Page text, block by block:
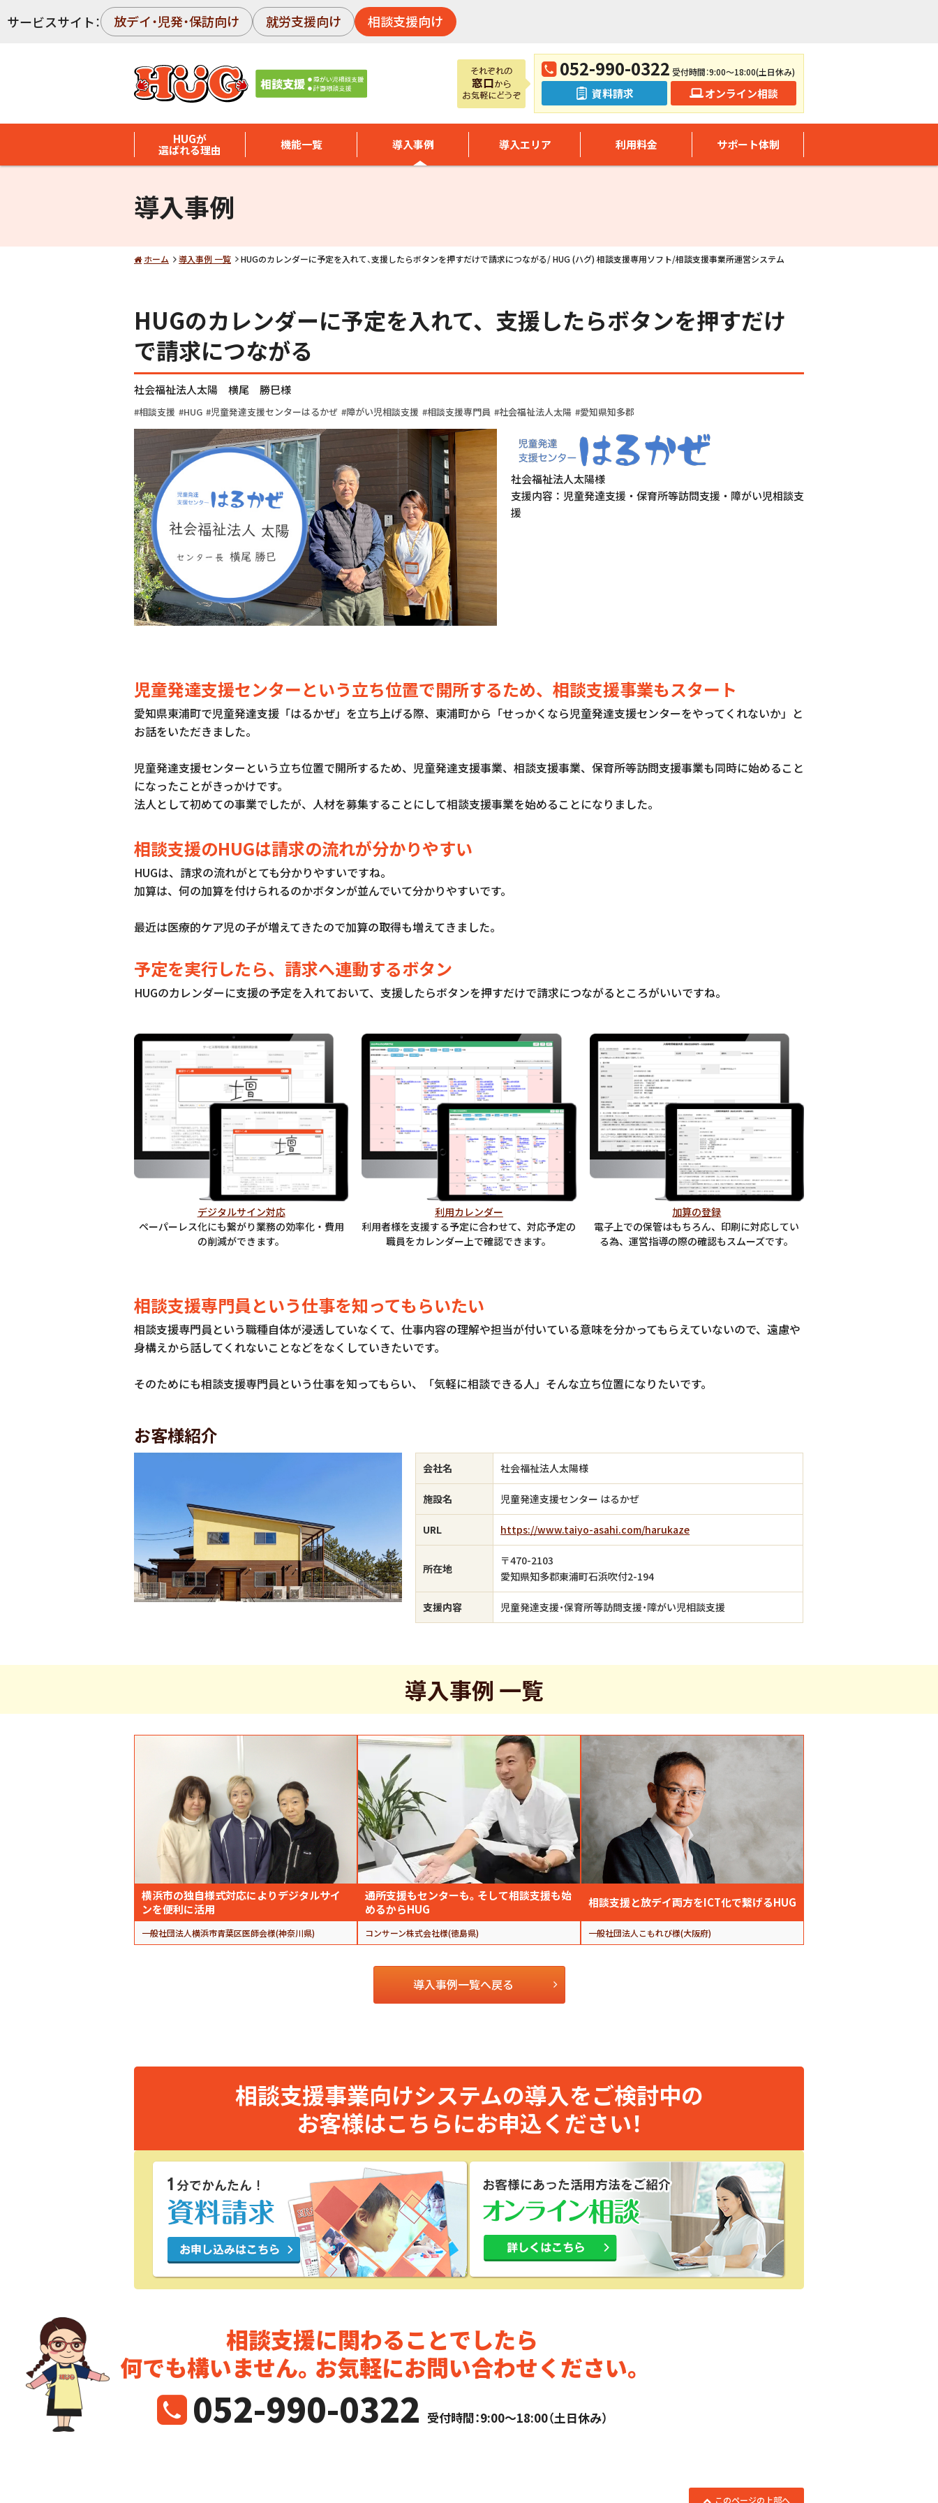
サービスサイト： 放デイ・児発・保訪向け 就労支援向け 相談支援向け
052-990-0322 受付時間：9:00～18:00(土日休み)
資料請求 オンライン相談
HUGが
選ばれる理由 機能一覧 導入事例 導入エリア 利用料金 サポート体制
導入事例
ホーム 導入事例 一覧 HUGのカレンダーに予定を入れて、支援したらボタンを押すだけで請求につながる/ HUG (ハグ) 相談支援専用ソフト/相談支援事業所運営システム
HUGのカレンダーに予定を入れて、支援したらボタンを押すだけ
で請求につながる
社会福祉法人太陽 横尾 勝巳様
相談支援 HUG 児童発達支援センターはるかぜ 障がい児相談支援 相談支援専門員 社会福祉法人太陽 愛知県知多郡
社会福祉法人太陽様
支援内容：児童発達支援・保育所等訪問支援・障がい児相談支
援
児童発達支援センターという立ち位置で開所するため、相談支援事業もスタート
愛知県東浦町で児童発達支援「はるかぜ」を立ち上げる際、東浦町から「せっかくなら児童発達支援センターをやってくれないか」と
お話をいただきました。
児童発達支援センターという立ち位置で開所するため、児童発達支援事業、相談支援事業、保育所等訪問支援事業も同時に始めること
になったことがきっかけです。
法人として初めての事業でしたが、人材を募集することにして相談支援事業を始めることになりました。
相談支援のHUGは請求の流れが分かりやすい
HUGは、請求の流れがとても分かりやすいですね。
加算は、何の加算を付けられるのかボタンが並んでいて分かりやすいです。
最近は医療的ケア児の子が増えてきたので加算の取得も増えてきました。
予定を実行したら、請求へ連動するボタン
HUGのカレンダーに支援の予定を入れておいて、支援したらボタンを押すだけで請求につながるところがいいですね。
デジタルサイン対応
ペーパーレス化にも繋がり業務の効率化・費用
の削減ができます。
利用カレンダー
利用者様を支援する予定に合わせて、対応予定の
職員をカレンダー上で確認できます。
加算の登録
電子上での保管はもちろん、印刷に対応してい
る為、運営指導の際の確認もスムーズです。
相談支援専門員という仕事を知ってもらいたい
相談支援専門員という職種自体が浸透していなくて、仕事内容の理解や担当が付いている意味を分かってもらえていないので、遠慮や
身構えから話してくれないことなどをなくしていきたいです。
そのためにも相談支援専門員という仕事を知ってもらい、「気軽に相談できる人」そんな立ち位置になりたいです。
お客様紹介
会社名 社会福祉法人太陽様
施設名 児童発達支援センター はるかぜ
URL https://www.taiyo-asahi.com/harukaze
所在地
〒470-2103
愛知県知多郡東浦町石浜吹付2-194
支援内容 児童発達支援・保育所等訪問支援・障がい児相談支援
導入事例 一覧
横浜市の独自様式対応によりデジタルサイ
ンを便利に活用
一般社団法人横浜市青葉区医師会様(神奈川県)
通所支援もセンターも。そして相談支援も始
めるからHUG
コンサーン株式会社様(徳島県)
相談支援と放デイ両方をICT化で繋げるHUG
一般社団法人こもれび様(大阪府)
導入事例一覧へ戻る
相談支援事業向けシステムの導入をご検討中の
お客様はこちらにお申込ください！
相談支援に関わることでしたら
何でも構いません。お気軽にお問い合わせください。
052-990-0322 受付時間：9:00～18:00（土日休み）
このページの上部へ